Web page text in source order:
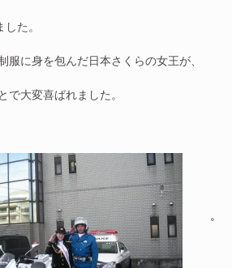
た。
に身を包んだ日本さくらの女王が、
大変喜ばれました。
。